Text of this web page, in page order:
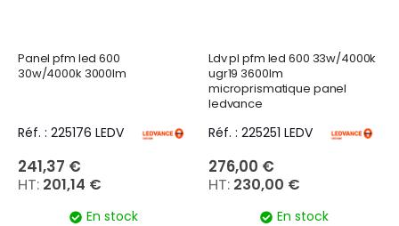
Panel pfm led 600
30w/4000k 3000lm
Réf. : 225176 LEDV
241,37 €
201,14 €
En stock
Ldv pl pfm led 600 33w/4000k
ugr19 3600lm
microprismatique panel
ledvance
Réf. : 225251 LEDV
276,00 €
230,00 €
En stock